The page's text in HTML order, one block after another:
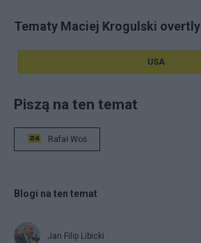
Tematy Maciej Krogulski overtly
USA
Piszą na ten temat
Rafał Woś
Blogi na ten temat
Jan Filip Libicki